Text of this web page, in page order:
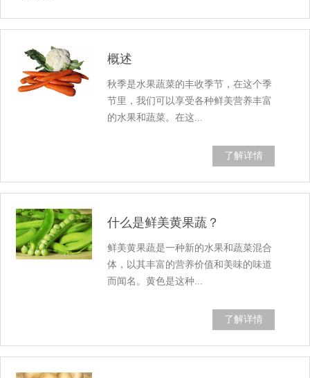
概述
秋季是水果蔬菜的丰收季节，在这个季
节里，我们可以享受各种鲜美营养丰富
的水果和蔬菜。在这...
了解详情
什么是鲜美黄果蔬？
鲜美黄果蔬是一种新的水果和蔬菜混合
体，以其丰富的营养价值和美味的味道
而闻名。黄色是这种...
了解详情